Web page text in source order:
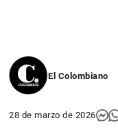
El Colombiano
28 de marzo de 2026